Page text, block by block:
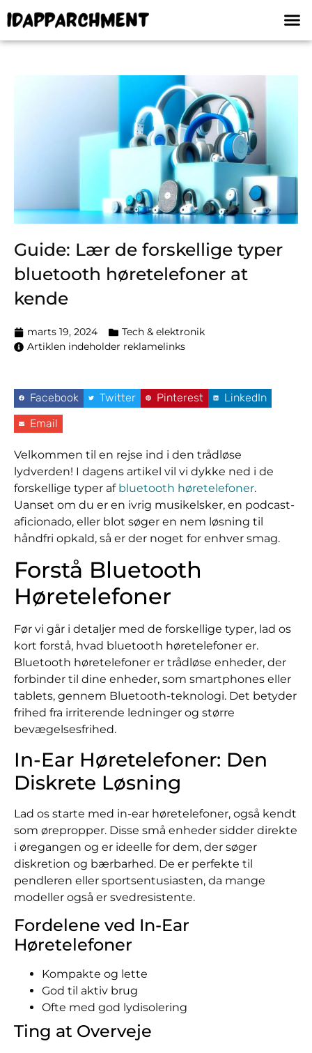
Guide: Lær de forskellige typer
bluetooth høretelefoner at
kende
marts 19, 2024
Tech & elektronik
Artiklen indeholder reklamelinks
Facebook Twitter Pinterest
LinkedIn
Email
Velkommen til en rejse ind i den trådløse
lydverden! I dagens artikel vil vi dykke ned i de
forskellige typer af bluetooth høretelefoner.
Uanset om du er en ivrig musikelsker, en podcast-
aficionado, eller blot søger en nem løsning til
håndfri opkald, så er der noget for enhver smag.
Forstå Bluetooth
Høretelefoner
Før vi går i detaljer med de forskellige typer, lad os
kort forstå, hvad bluetooth høretelefoner er.
Bluetooth høretelefoner er trådløse enheder, der
forbinder til dine enheder, som smartphones eller
tablets, gennem Bluetooth-teknologi. Det betyder
frihed fra irriterende ledninger og større
bevægelsesfrihed.
In-Ear Høretelefoner: Den
Diskrete Løsning
Lad os starte med in-ear høretelefoner, også kendt
som ørepropper. Disse små enheder sidder direkte
i øregangen og er ideelle for dem, der søger
diskretion og bærbarhed. De er perfekte til
pendleren eller sportsentusiasten, da mange
modeller også er svedresistente.
Fordelene ved In-Ear
Høretelefoner
Kompakte og lette
God til aktiv brug
Ofte med god lydisolering
Ting at Overveje